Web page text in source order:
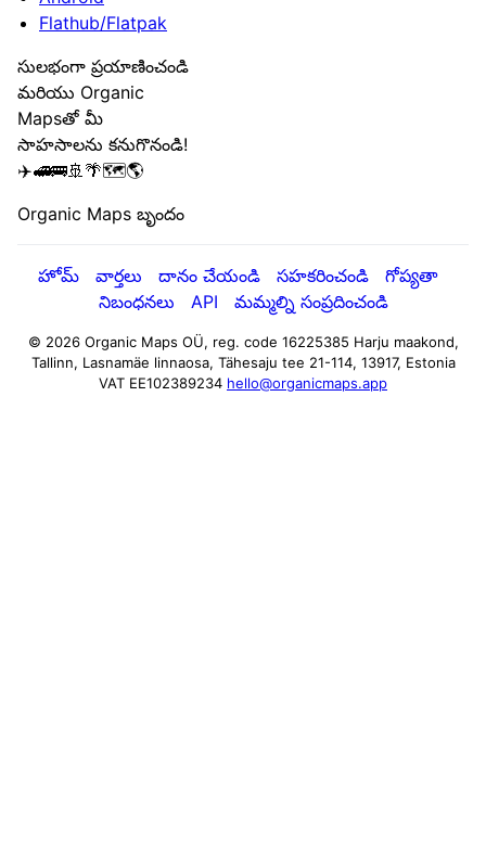
Flathub/Flatpak
సులభంగా ప్రయాణించండి
మరియు Organic
Mapsతో మీ
సాహసాలను కనుగొనండి!
✈️🚅🚌🚢🌴🗺️🌎
Organic Maps బృందం
హోమ్ వార్తలు దానం చేయండి సహకరించండి
గోప్యతా
నిబంధనలు
API మమ్మల్ని సంప్రదించండి
© 2026 Organic Maps OÜ, reg. code 16225385 Harju maakond,
Tallinn, Lasnamäe linnaosa, Tähesaju tee 21-114, 13917, Estonia
VAT EE102389234 hello@organicmaps.app